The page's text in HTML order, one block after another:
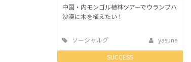
中国・内モンゴル植林ツアーでウランブハ
沙漠に木を植えたい！
ソーシャルグ
ッド
yasuna
SUCCESS